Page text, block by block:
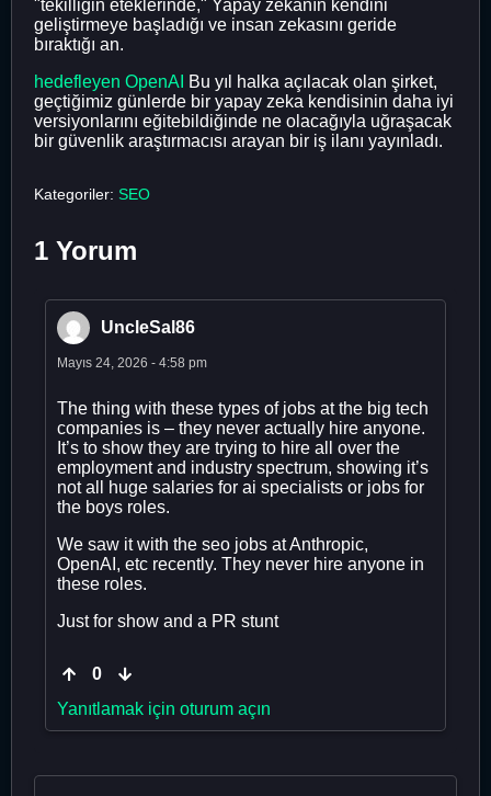
"tekilliğin eteklerinde," Yapay zekanın kendini
geliştirmeye başladığı ve insan zekasını geride
bıraktığı an.
hedefleyen OpenAI
Bu yıl halka açılacak olan şirket,
geçtiğimiz günlerde bir yapay zeka kendisinin daha iyi
versiyonlarını eğitebildiğinde ne olacağıyla uğraşacak
bir güvenlik araştırmacısı arayan bir iş ilanı yayınladı.
Kategoriler: SEO
1 Yorum
UncleSal86
Mayıs 24, 2026 - 4:58 pm
The thing with these types of jobs at the big tech
companies is – they never actually hire anyone.
It’s to show they are trying to hire all over the
employment and industry spectrum, showing it’s
not all huge salaries for ai specialists or jobs for
the boys roles.
We saw it with the seo jobs at Anthropic,
OpenAI, etc recently. They never hire anyone in
these roles.
Just for show and a PR stunt
0
Yanıtlamak için oturum açın